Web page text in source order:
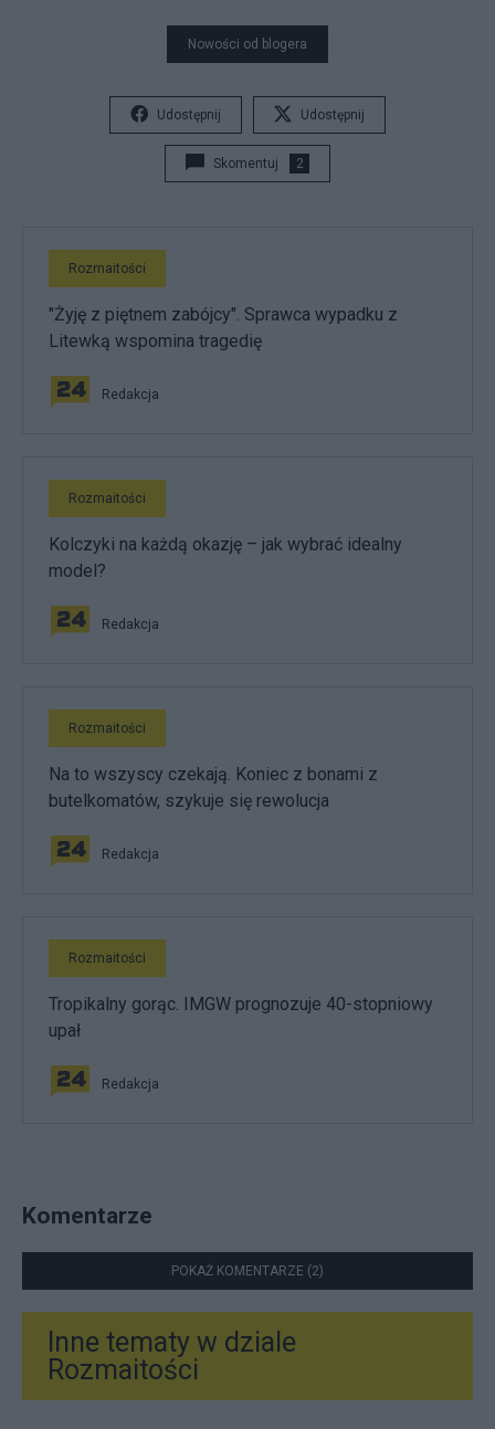
Nowości od blogera
Udostępnij Udostępnij
Skomentuj 2
Rozmaitości
"Żyję z piętnem zabójcy". Sprawca wypadku z
Litewką wspomina tragedię
Redakcja
Rozmaitości
Kolczyki na każdą okazję – jak wybrać idealny
model?
Redakcja
Rozmaitości
Na to wszyscy czekają. Koniec z bonami z
butelkomatów, szykuje się rewolucja
Redakcja
Rozmaitości
Tropikalny gorąc. IMGW prognozuje 40-stopniowy
upał
Redakcja
Komentarze
POKAŻ KOMENTARZE (2)
Inne tematy w dziale
Rozmaitości